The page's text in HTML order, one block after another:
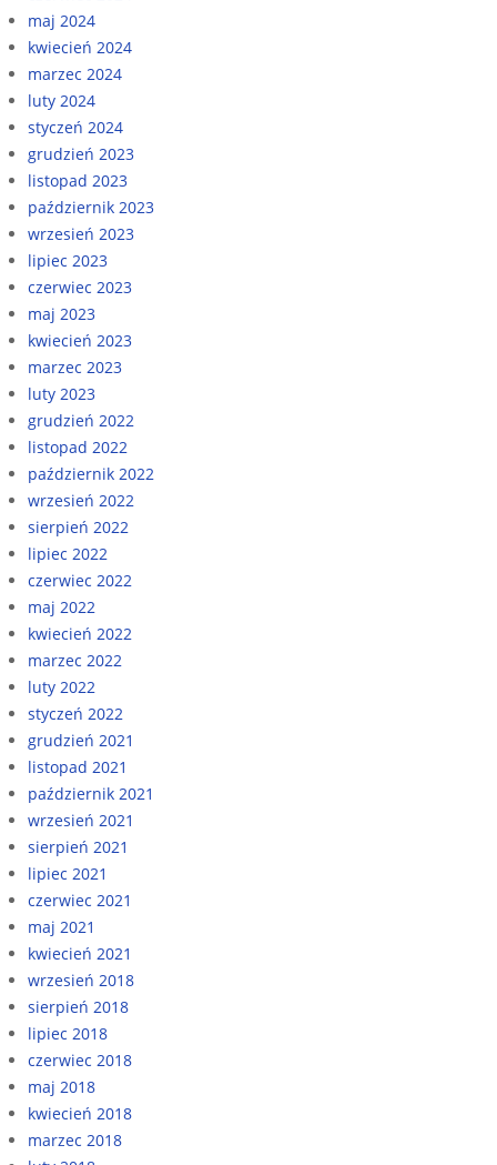
maj 2024
kwiecień 2024
marzec 2024
luty 2024
styczeń 2024
grudzień 2023
listopad 2023
październik 2023
wrzesień 2023
lipiec 2023
czerwiec 2023
maj 2023
kwiecień 2023
marzec 2023
luty 2023
grudzień 2022
listopad 2022
październik 2022
wrzesień 2022
sierpień 2022
lipiec 2022
czerwiec 2022
maj 2022
kwiecień 2022
marzec 2022
luty 2022
styczeń 2022
grudzień 2021
listopad 2021
październik 2021
wrzesień 2021
sierpień 2021
lipiec 2021
czerwiec 2021
maj 2021
kwiecień 2021
wrzesień 2018
sierpień 2018
lipiec 2018
czerwiec 2018
maj 2018
kwiecień 2018
marzec 2018